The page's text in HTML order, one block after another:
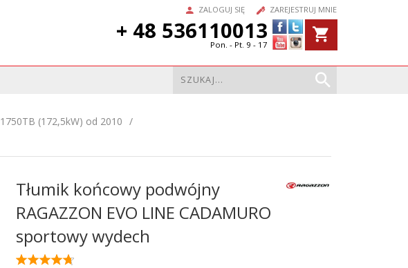
ZALOGUJ SIĘ ZAREJESTRUJ MNIE
+ 48 536110013
Pon. - Pt. 9 - 17
1750TB (172,5kW) od 2010
Tłumik końcowy podwójny
RAGAZZON EVO LINE CADAMURO
sportowy wydech